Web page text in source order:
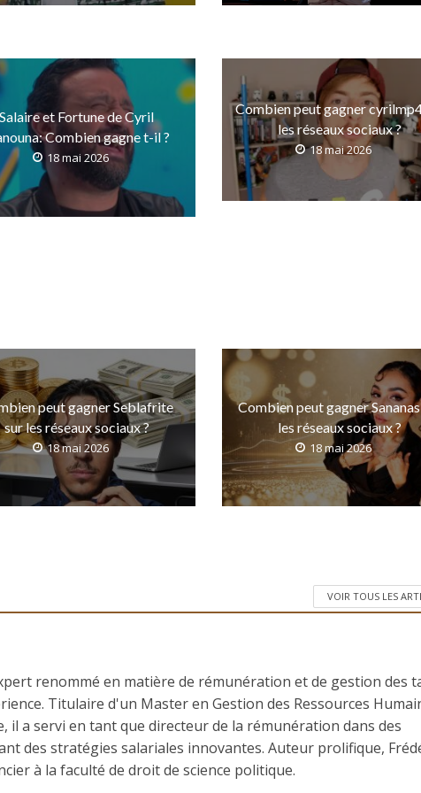
Salaire et Fortune de Cyril
Combien gagne t-il ?
18 mai 2026
Combien peut gagner
les réseaux sociaux ?
18 mai 2026
peut gagner Seblafrite
sur les réseaux sociaux ?
18 mai 2026
Combien peut gagner
les réseaux sociaux ?
18 mai 2026
VOIR TOUS LES
renommé en matière de rémunération et de gestion des
Titulaire d'un Master en Gestion des Ressources
il a servi en tant que directeur de la rémunération dans des
des stratégies salariales innovantes. Auteur prolifique,
à la faculté de droit de science politique.